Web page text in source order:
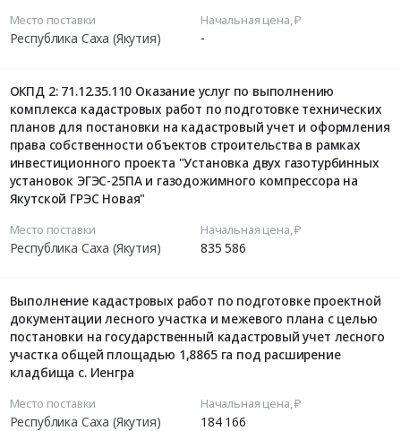
Место поставки
Республика Саха (Якутия)
Начальная цена, ₽
-
ОКПД 2: 71.12.35.110 Оказание услуг по выполнению
комплекса кадастровых работ по подготовке технических
планов для постановки на кадастровый учет и оформления
права собственности объектов строительства в рамках
инвестиционного проекта "Установка двух газотурбинных
установок ЭГЭС-25ПА и газодожимного компрессора на
Якутской ГРЭС Новая"
Место поставки
Республика Саха (Якутия)
Начальная цена, ₽
835 586
Выполнение кадастровых работ по подготовке проектной
документации лесного участка и межевого плана с целью
постановки на государственный кадастровый учет лесного
участка общей площадью 1,8865 га под расширение
кладбища с. Иенгра
Место поставки
Республика Саха (Якутия)
Начальная цена, ₽
184 166